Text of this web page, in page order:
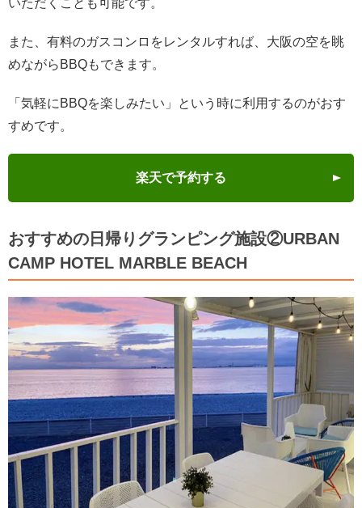
また、有料のガスコンロをレンタルすれば、大阪の空を眺
めながらBBQもできます。
「気軽にBBQを楽しみたい」という時に利用するのがおす
すめです。
楽天で予約する
おすすめの日帰りグランピング施設②URBAN
CAMP HOTEL MARBLE BEACH